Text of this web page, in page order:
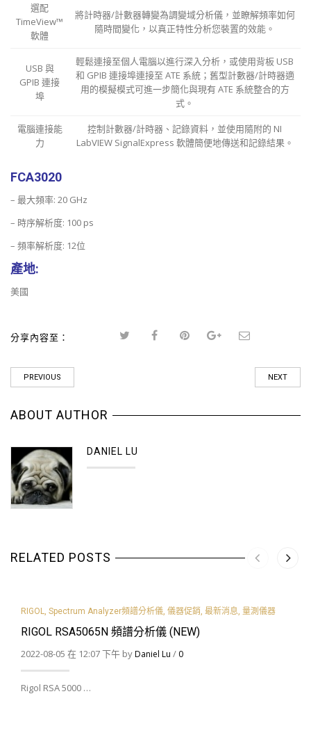
選配
TimeView™
軟體
將計時器/計數器轉變為調變域分析儀，並瞭解頻率如何
隨時間變化，以真正特性分析您裝置的效能。
USB 與
GPIB 連接
埠
輕鬆連接至個人電腦以進行深入分析，或使用背板 USB
和 GPIB 連接埠連接至 ATE 系統；舊型計數器/計時器適
用的模擬模式可進一步簡化與現有 ATE 系統整合的方
式。
電腦連接能
力
控制計數器/計時器、記錄資料，並使用隨附的 NI
LabVIEW SignalExpress 軟體簡便地傳送和記錄結果。
FCA3020
– 最大頻率: 20 GHz
– 時序解析度: 100 ps
– 頻率解析度: 12位
產地:
美國
分享內容至：
PREVIOUS NEXT
ABOUT AUTHOR
DANIEL LU
RELATED POSTS
RIGOL, Spectrum Analyzer頻譜分析儀, 儀器促銷, 最新消息, 量測儀器
RIGOL RSA5065N 頻譜分析儀 (NEW)
2022-08-05 在 12:07 下午 byDaniel Lu / 0
Rigol RSA 5000 …